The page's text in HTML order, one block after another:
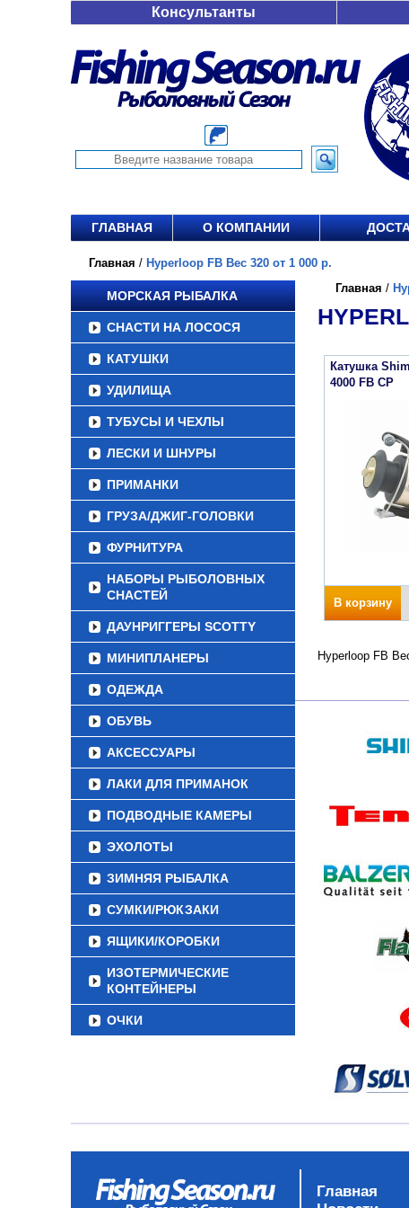
Консультанты
ГЛАВНАЯ О КОМПАНИИ
Главная / Hyperloop FB Вес 320 от 1 000 р.
МОРСКАЯ РЫБАЛКА
СНАСТИ НА ЛОСОСЯ
КАТУШКИ
УДИЛИЩА
ТУБУСЫ И ЧЕХЛЫ
ЛЕСКИ И ШНУРЫ
ПРИМАНКИ
ГРУЗА/ДЖИГ-ГОЛОВКИ
ФУРНИТУРА
НАБОРЫ РЫБОЛОВНЫХ
СНАСТЕЙ
ДАУНРИГГЕРЫ SCOTTY
МИНИПЛАНЕРЫ
ОДЕЖДА
ОБУВЬ
АКСЕССУАРЫ
ЛАКИ ДЛЯ ПРИМАНОК
ПОДВОДНЫЕ КАМЕРЫ
ЭХОЛОТЫ
ЗИМНЯЯ РЫБАЛКА
СУМКИ/РЮКЗАКИ
ЯЩИКИ/КОРОБКИ
ИЗОТЕРМИЧЕСКИЕ
КОНТЕЙНЕРЫ
ОЧКИ
Главная /
Катушка
4000 FB CP
В корзину
Hyperloop FB
Главная